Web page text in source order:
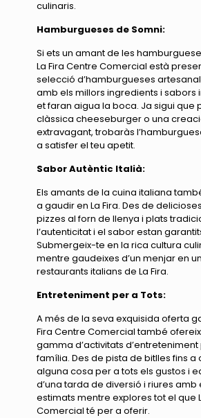
culinaris.
Hamburgueses de Somni:
Si ets un amant de les
La Fira Centre Comercial està
selecció d’hamburgueses
amb els millors ingredients i sabors
et faran aigua la boca. Ja sigui que
clàssica cheeseburger o una
extravagant, trobaràs
a satisfer el teu apetit.
Sabor Autèntic Italià:
Els amants de la cuina italiana
a gaudir en La Fira. Des de
pizzes al forn de llenya i plats
l’autenticitat i el sabor estan
Submergeix-te en la rica cultura
mentre gaudeixes d’un menjar en
restaurants italians de La Fira.
Entreteniment per a Tots:
A més de la seva exquisida oferta
Fira Centre Comercial també
gamma d’activitats
família. Des de pista de bitlles fins a
alguna cosa per a tots els gustos i
d’una tarda de diversió i riures amb
estimats mentre explores tot el que
Comercial té per a oferir.